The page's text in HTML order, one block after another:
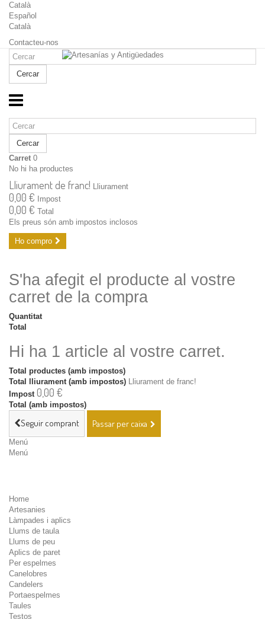
Català
Español
Català
Contacteu-nos
Cercar
Cercar
Carret 0
No hi ha productes
Lliurament de franc! Lliurament
0,00 € Impost
0,00 € Total
Els preus són amb impostos inclosos
Ho compro
S'ha afegit el producte al vostre
carret de la compra
Quantitat
Total
Hi ha 1 article al vostre carret.
Total productes (amb impostos)
Total lliurament (amb impostos) Lliurament de franc!
Impost 0,00 €
Total (amb impostos)
Seguir comprant Passar per caixa
Menú
Menú
Home
Artesanies
Làmpades i aplics
Llums de taula
Llums de peu
Aplics de paret
Per espelmes
Canelobres
Candelers
Portaespelmes
Taules
Testos